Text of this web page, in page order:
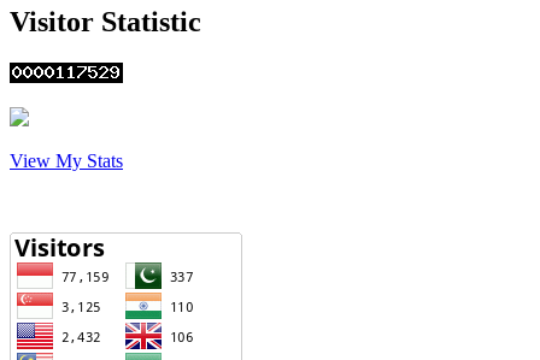
Visitor Statistic
View My Stats